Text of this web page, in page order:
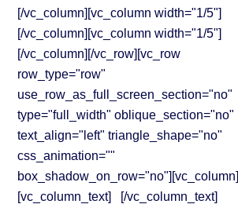
[/vc_column][vc_column width="1/5"]
[/vc_column][vc_column width="1/5"]
[/vc_column][/vc_row][vc_row
row_type="row"
use_row_as_full_screen_section="no"
type="full_width" oblique_section="no"
text_align="left" triangle_shape="no"
css_animation=""
box_shadow_on_row="no"][vc_column]
[vc_column_text] [/vc_column_text]